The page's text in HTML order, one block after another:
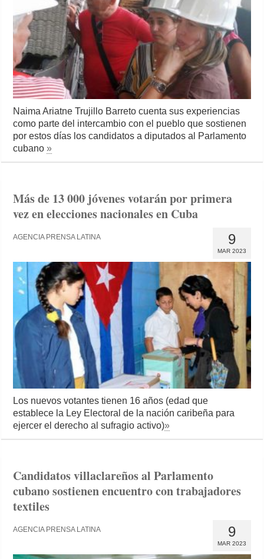
Naima Ariatne Trujillo Barreto cuenta sus experiencias
como parte del intercambio con el pueblo que sostienen
por estos días los candidatos a diputados al Parlamento
cubano»
Más de 13 000 jóvenes votarán por primera
vez en elecciones nacionales en Cuba
9
MAR 2023
AGENCIA PRENSA LATINA
Los nuevos votantes tienen 16 años (edad que
establece la Ley Electoral de la nación caribeña para
ejercer el derecho al sufragio activo)»
Candidatos villaclareños al Parlamento
cubano sostienen encuentro con trabajadores
textiles
9
MAR 2023
AGENCIA PRENSA LATINA